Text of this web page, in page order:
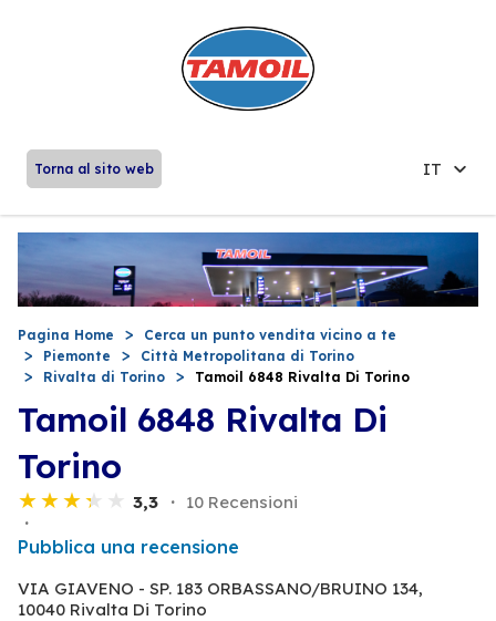
Torna al sito web IT
Pagina Home
Cerca un punto vendita vicino a te
Piemonte
Città Metropolitana di Torino
Rivalta di Torino
Tamoil 6848 Rivalta Di Torino
Tamoil 6848 Rivalta Di
Torino
3,3 10 Recensioni
Pubblica una recensione
VIA GIAVENO - SP. 183 ORBASSANO/BRUINO 134,
10040 Rivalta Di Torino